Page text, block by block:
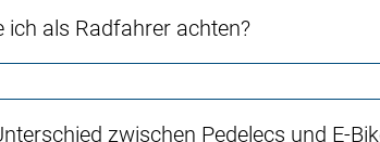
ich als Radfahrer achten?
zwischen Pedelecs und E-